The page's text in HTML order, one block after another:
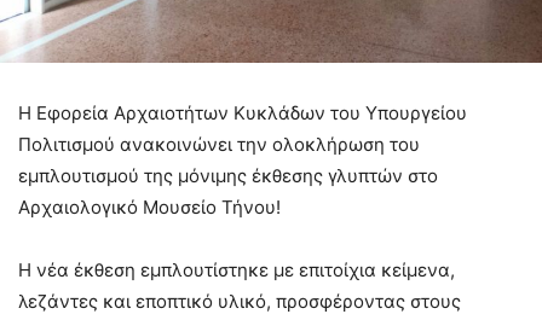
Η Εφορεία Αρχαιοτήτων Κυκλάδων του Υπουργείου
Πολιτισμού ανακοινώνει την ολοκλήρωση του
εμπλουτισμού της μόνιμης έκθεσης γλυπτών στο
Αρχαιολογικό Μουσείο Τήνου!
Η νέα έκθεση εμπλουτίστηκε με επιτοίχια κείμενα,
λεζάντες και εποπτικό υλικό, προσφέροντας στους